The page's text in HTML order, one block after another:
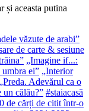
și aceasta putina
văzute de arabi”
de carte & sesiune
„Imagine if...:
umbra ei” „Interior
„Preda. Adevărul ca o
un călău?” #staiacasă
de cărți de citit într-o